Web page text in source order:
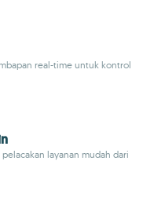
real-time untuk kontrol
layanan mudah dari